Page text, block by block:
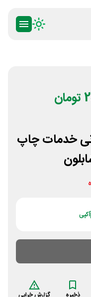
تومانی خدمات چاپ
کپی
ذخیره گزارش خرابی